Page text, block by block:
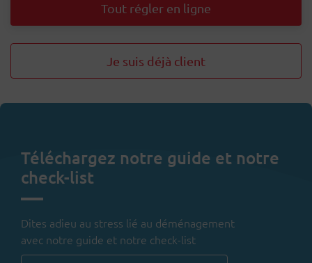
Tout régler en ligne
Je suis déjà client
Téléchargez notre guide et notre
check-list
Dites adieu au stress lié au déménagement
avec notre guide et notre check-list